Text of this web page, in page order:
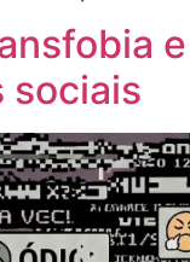
sociais